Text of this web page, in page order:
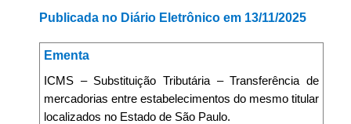
Publicada no Diário Eletrônico em 13/11/2025
Ementa
ICMS – Substituição Tributária – Transferência de
mercadorias entre estabelecimentos do mesmo titular
localizados no Estado de São Paulo.